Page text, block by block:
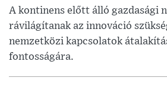
A kontinens előtt álló gazdasági
rávilágítanak az innováció
nemzetközi kapcsolatok
fontosságára.